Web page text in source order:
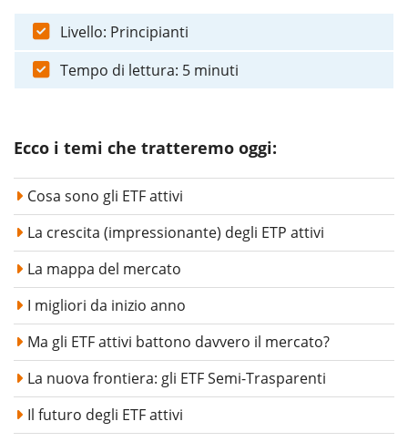
Livello: Principianti
Tempo di lettura: 5 minuti
Ecco i temi che tratteremo oggi:
Cosa sono gli ETF attivi
La crescita (impressionante) degli ETP attivi
La mappa del mercato
I migliori da inizio anno
Ma gli ETF attivi battono davvero il mercato?
La nuova frontiera: gli ETF Semi-Trasparenti
Il futuro degli ETF attivi